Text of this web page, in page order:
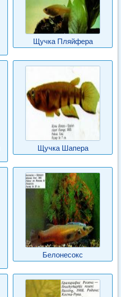
Щучка Пляйфера
Щучка Шапера
Белонесокс